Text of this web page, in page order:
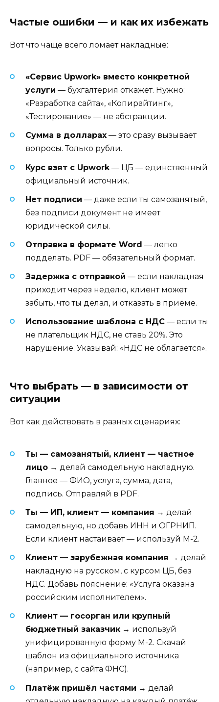
Частые ошибки — и как их избежать
Вот что чаще всего ломает накладные:
«Сервис Upwork» вместо конкретной
услуги — бухгалтерия откажет. Нужно:
«Разработка сайта», «Копирайтинг»,
«Тестирование» — не абстракции.
Сумма в долларах — это сразу вызывает
вопросы. Только рубли.
Курс взят с Upwork — ЦБ — единственный
официальный источник.
Нет подписи — даже если ты самозанятый,
без подписи документ не имеет
юридической силы.
Отправка в формате Word — легко
подделать. PDF — обязательный формат.
Задержка с отправкой — если накладная
приходит через неделю, клиент может
забыть, что ты делал, и отказать в приёме.
Использование шаблона с НДС — если ты
не плательщик НДС, не ставь 20%. Это
нарушение. Указывай: «НДС не облагается».
Что выбрать — в зависимости от
ситуации
Вот как действовать в разных сценариях:
Ты — самозанятый, клиент — частное
лицо → делай самодельную накладную.
Главное — ФИО, услуга, сумма, дата,
подпись. Отправляй в PDF.
Ты — ИП, клиент — компания → делай
самодельную, но добавь ИНН и ОГРНИП.
Если клиент настаивает — используй М-2.
Клиент — зарубежная компания → делай
накладную на русском, с курсом ЦБ, без
НДС. Добавь пояснение: «Услуга оказана
российским исполнителем».
Клиент — госорган или крупный
бюджетный заказчик → используй
унифицированную форму М-2. Скачай
шаблон из официального источника
(например, с сайта ФНС).
Платёж пришёл частями → делай